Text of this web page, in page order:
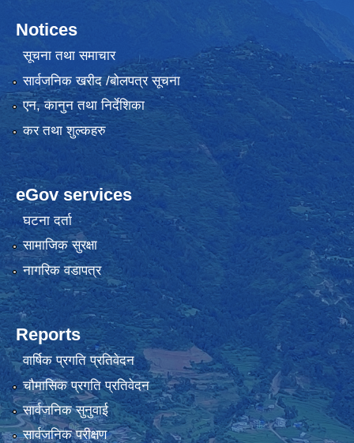
Notices
सूचना तथा समाचार
सार्वजनिक खरीद /बोलपत्र सूचना
एन, कानुन तथा निर्देशिका
कर तथा शुल्कहरु
eGov services
घटना दर्ता
सामाजिक सुरक्षा
नागरिक वडापत्र
Reports
वार्षिक प्रगति प्रतिवेदन
चौमासिक प्रगति प्रतिवेदन
सार्वजनिक सुनुवाई
सार्वजनिक परीक्षण